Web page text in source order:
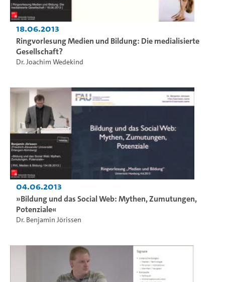
18.06.2013
Ringvorlesung Medien und Bildung: Die medialisierte
Gesellschaft?
Dr. Joachim Wedekind
04.06.2013
»Bildung und das Social Web: Mythen, Zumutungen,
Potenziale«
Dr. Benjamin Jörissen